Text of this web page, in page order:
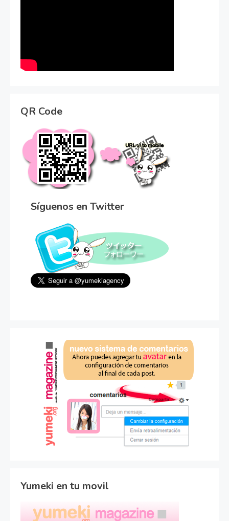
QR Code
Síguenos en Twitter
Yumeki en tu movil